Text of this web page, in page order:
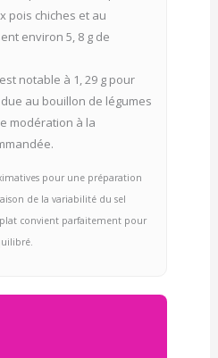
pois chiches et au
environ 5, 8 g de
notable à 1, 29 g pour
au bouillon de légumes
modération à la
pour une préparation
de la variabilité du sel
convient parfaitement pour